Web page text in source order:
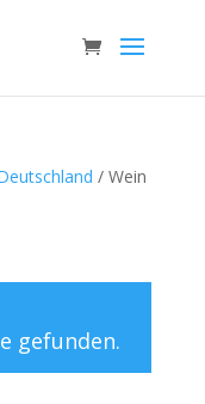
/ Wein
gefunden.